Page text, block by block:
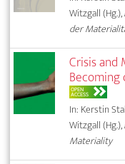
Witzgall (Hg.),
der
Crisis
OPEN
ACCESS
In: Kerstin
Witzgall (Hg.),
Materiality